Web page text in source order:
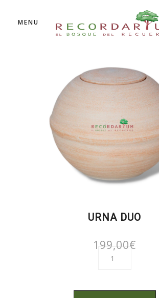
MENU
URNA DUO
199,00€